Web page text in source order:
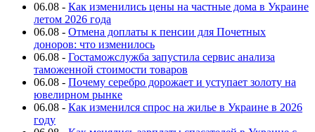
06.08 - Как изменились цены на частные дома в Украине
летом 2026 года
06.08 - Отмена доплаты к пенсии для Почетных
доноров: что изменилось
06.08 - Гостаможслужба запустила сервис анализа
таможенной стоимости товаров
06.08 - Почему серебро дорожает и уступает золоту на
ювелирном рынке
06.08 - Как изменился спрос на жилье в Украине в 2026
году